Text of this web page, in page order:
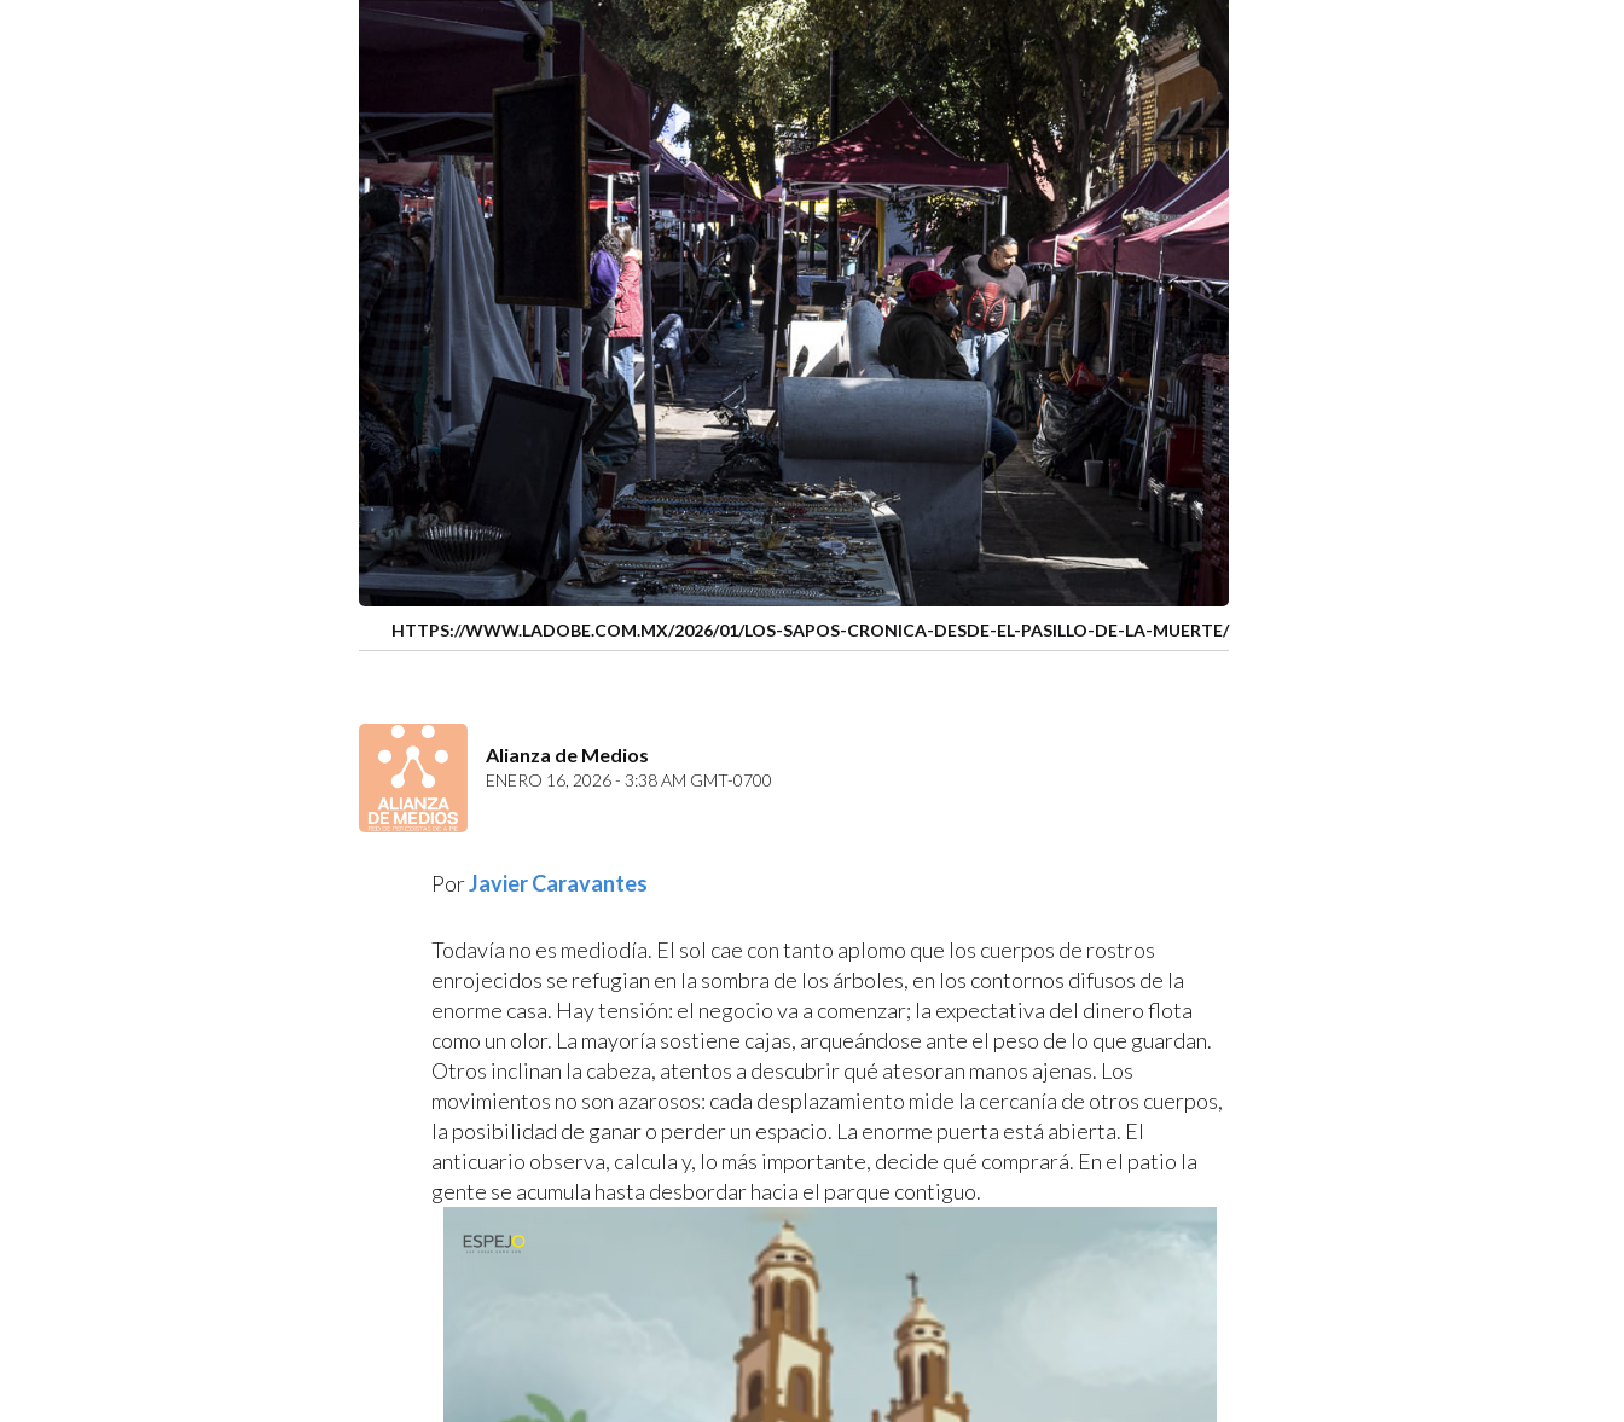
HTTPS://WWW.LADOBE.COM.MX/2026/01/LOS-SAPOS-CRONICA-DESDE-EL-PASILLO-DE-LA-MUERTE/
Alianza de Medios
ENERO 16, 2026 - 3:38 AM GMT-0700
PorJavier Caravantes
Todavía no es mediodía. El sol cae con tanto aplomo que los cuerpos de rostros
enrojecidos se refugian en la sombra de los árboles, en los contornos difusos de la
enorme casa. Hay tensión: el negocio va a comenzar; la expectativa del dinero flota
como un olor. La mayoría sostiene cajas, arqueándose ante el peso de lo que guardan.
Otros inclinan la cabeza, atentos a descubrir qué atesoran manos ajenas. Los
movimientos no son azarosos: cada desplazamiento mide la cercanía de otros cuerpos,
la posibilidad de ganar o perder un espacio. La enorme puerta está abierta. El
anticuario observa, calcula y, lo más importante, decide qué comprará. En el patio la
gente se acumula hasta desbordar hacia el parque contiguo.